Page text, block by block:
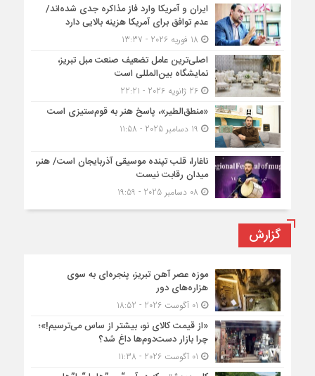
ایران و آمریکا وارد فاز مذاکره جدی شده‌اند/
عدم توافق برای آمریکا هزینه بالایی دارد
اصلی‌ترین عامل تضعیف صنعت مبل تبریز،
نمایشگاه بین‌المللی است
26 ژانویه 2026 - 22:21
«منطق‌الطیر»، پاسخ هنر به قوم‌ستیزی است
ناغارا، قلب تپنده موسیقی آذربایجان است/ هنر،
میدان رقابت نیست
گزارش
موزه عصر آهن تبریز، پنجره‌ای به سوی
هزاره‌های دور
«از قیمت کالای نو، بیشتر از ساس می‌ترسیم!»؛
چرا بازار دست‌دوم‌ها داغ شد؟